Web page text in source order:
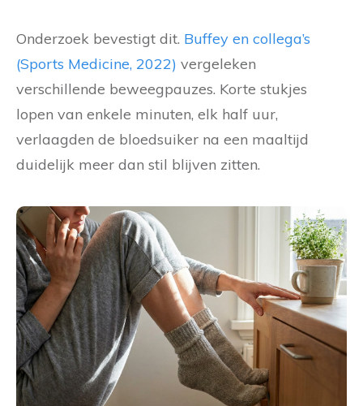
Onderzoek bevestigt dit. Buffey en collega’s
(Sports Medicine, 2022) vergeleken
verschillende beweegpauzes. Korte stukjes
lopen van enkele minuten, elk half uur,
verlaagden de bloedsuiker na een maaltijd
duidelijk meer dan stil blijven zitten.